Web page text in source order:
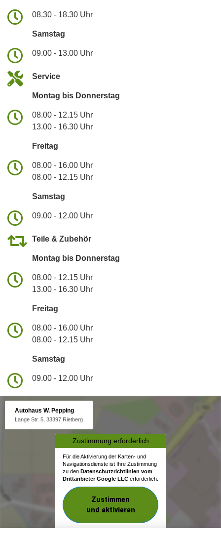
08.30 - 18.30 Uhr
Samstag
09.00 - 13.00 Uhr
Service
Montag bis Donnerstag
08.00 - 12.15 Uhr
13.00 - 16.30 Uhr
Freitag
08.00 - 16.00 Uhr
08.00 - 12.15 Uhr
Samstag
09.00 - 12.00 Uhr
Teile & Zubehör
Montag bis Donnerstag
08.00 - 12.15 Uhr
13.00 - 16.30 Uhr
Freitag
08.00 - 16.00 Uhr
08.00 - 12.15 Uhr
Samstag
09.00 - 12.00 Uhr
Autohaus W. Pepping
Lange Str. 5, 33397 Rietberg
Zustimmung erforderlich
Für die Aktivierung der Karten- und
Navigationsdienste ist Ihre Zustimmung
zu den Datenschutzrichtlinien vom
Drittanbieter Google LLC erforderlich.
Zustimmen
und aktivieren